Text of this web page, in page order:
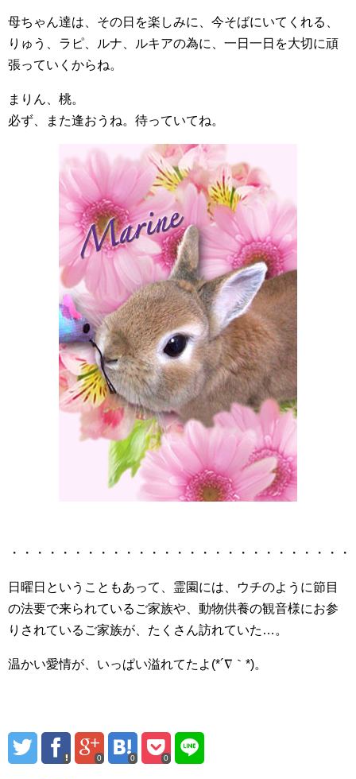
母ちゃん達は、その日を楽しみに、今そばにいてくれる、
りゅう、ラピ、ルナ、ルキアの為に、一日一日を大切に頑
張っていくからね。
まりん、桃。
必ず、また逢おうね。待っていてね。
・・・・・・・・・・・・・・・・・・・・・・・・・・・
日曜日ということもあって、霊園には、ウチのように節目
の法要で来られているご家族や、動物供養の観音様にお参
りされているご家族が、たくさん訪れていた…。
温かい愛情が、いっぱい溢れてたよ(*´∇｀*)。
0 0 0